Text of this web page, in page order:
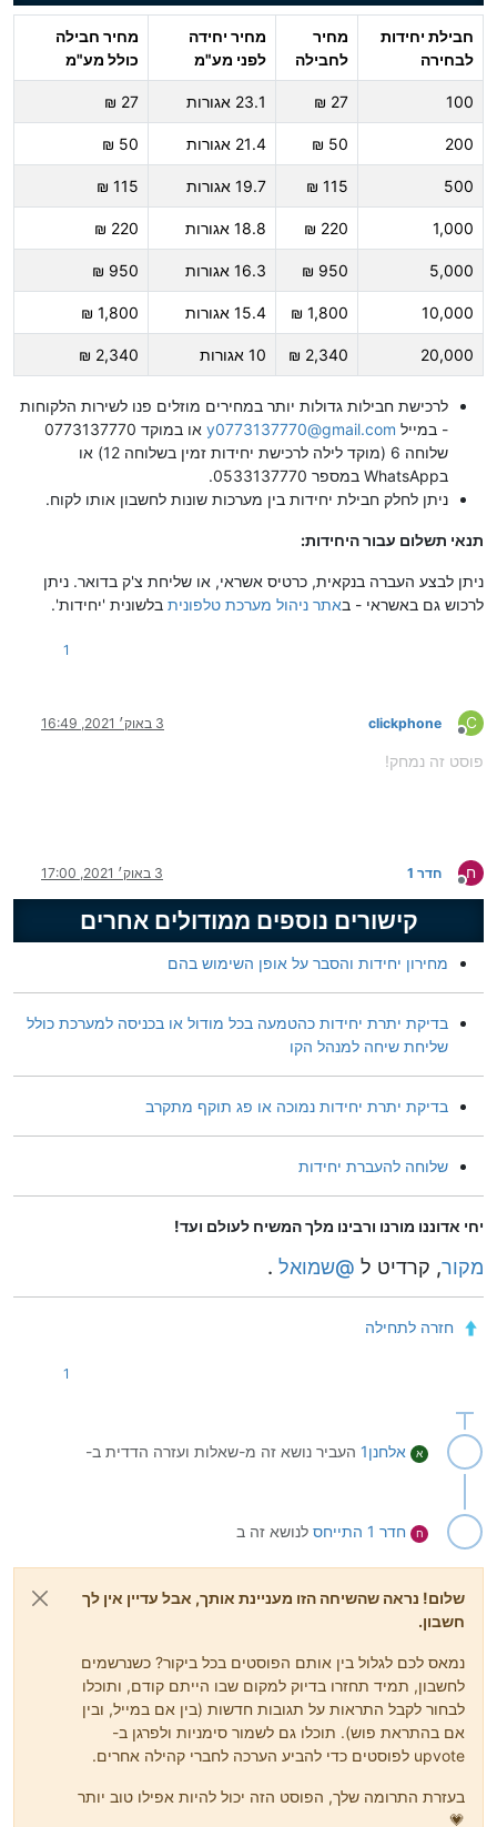
חבילת יחידות
לבחירה
מחיר
לחבילה
מחיר יחידה
לפני מע"מ
מחיר חבילה
כולל מע"מ
100
27 ₪ 23.1 אגורות 27 ₪
200
50 ₪ 21.4 אגורות 50 ₪
500
115 ₪ 19.7 אגורות 115 ₪
1,000
220 ₪ 18.8 אגורות 220 ₪
5,000
950 ₪ 16.3 אגורות 950 ₪
10,000
1,800 ₪ 15.4 אגורות 1,800 ₪
20,000
2,340 ₪ 10 אגורות 2,340 ₪
לרכישת חבילות גדולות יותר במחירים מוזלים פנו לשירות הלקוחות
- במייל y0773137770@gmail.com
או במוקד 0773137770
שלוחה 6 (מוקד לילה לרכישת יחידות זמין בשלוחה 12) או
ב‪WhatsApp‬ במספר 0533137770.
ניתן לחלק חבילת יחידות בין מערכות שונות לחשבון אותו לקוח.
תנאי תשלום עבור היחידות:
ניתן לבצע העברה בנקאית, כרטיס אשראי, או שליחת צ'ק בדואר. ניתן
לרכוש גם באשראי - באתר ניהול מערכת טלפונית בלשונית 'יחידות'.
1
C
מנותק
clickphone 3 באוק׳ 2021, 16:49
פוסט זה נמחק!
ח
מנותק
חדר 1 3 באוק׳ 2021, 17:00
קישורים נוספים ממודולים אחרים
מחירון יחידות והסבר על אופן השימוש בהם
בדיקת יתרת יחידות כהטמעה בכל מודול או בכניסה למערכת כולל
שליחת שיחה למנהל הקו
בדיקת יתרת יחידות נמוכה או פג תוקף מתקרב
שלוחה להעברת יחידות
יחי אדוננו מורנו ורבינו מלך המשיח לעולם ועד!
מקור, קרדיט ל @שמואל .
חזרה לתחילה
1
א אלחנן1 העביר נושא זה מ-שאלות ועזרה הדדית ב-
ח חדר 1 התייחס לנושא זה ב
שלום! נראה שהשיחה הזו מעניינת אותך, אבל עדיין אין לך
חשבון.
נמאס לכם לגלול בין אותם הפוסטים בכל ביקור? כשנרשמים
לחשבון, תמיד תחזרו בדיוק למקום שבו הייתם קודם, ותוכלו
לבחור לקבל התראות על תגובות חדשות (בין אם במייל, ובין
אם בהתראת פוש). תוכלו גם לשמור סימניות ולפרגן ב-
upvote לפוסטים כדי להביע הערכה לחברי קהילה אחרים.
בעזרת התרומה שלך, הפוסט הזה יכול להיות אפילו טוב יותר
💗